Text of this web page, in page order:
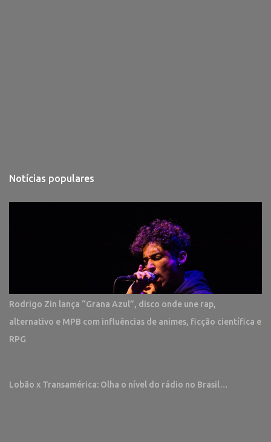
Notícias populares
Rodrigo Zin lança “Grana Azul”, disco onde une rap,
alternativo e MPB com influências de animes, ficção científica e
RPG
Lobão x Transamérica: Olha o nível do rádio no Brasil…